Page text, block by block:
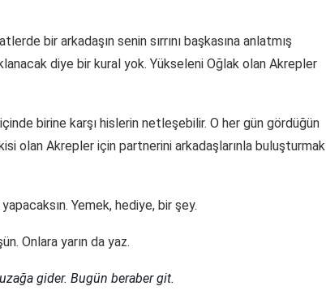
bir arkadaşın senin sırrını başkasına anlatmış
diye bir kural yok. Yükseleni Oğlak olan Akrepler
birine karşı hislerin netleşebilir. O her gün gördüğün
olan Akrepler için partnerini arkadaşlarınla buluşturmak
Yemek, hediye, bir şey.
Onlara yarın da yaz.
gider. Bugün beraber git.